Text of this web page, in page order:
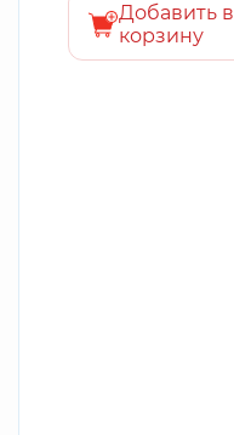
Добавить в
корзину